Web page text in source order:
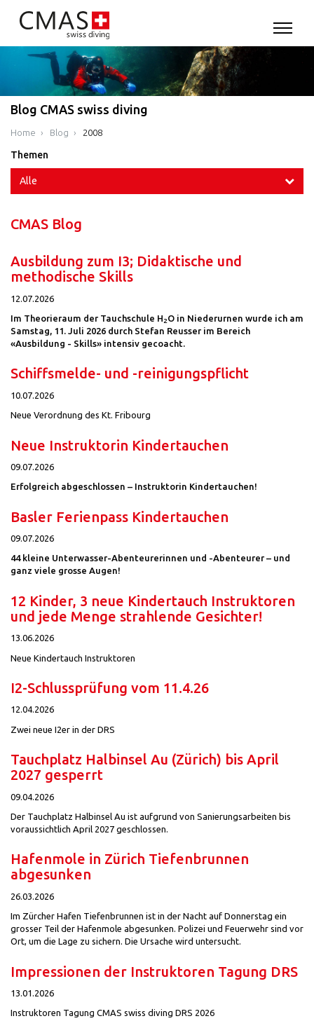
Blog CMAS swiss diving
Home Blog 2008
Themen
Alle
CMAS Blog
Ausbildung zum I3; Didaktische und
methodische Skills
12.07.2026
Im Theorieraum der Tauchschule H2O in Niederurnen wurde ich am
Samstag, 11. Juli 2026 durch Stefan Reusser im Bereich
«Ausbildung - Skills» intensiv gecoacht.
Schiffsmelde- und -reinigungspflicht
10.07.2026
Neue Verordnung des Kt. Fribourg
Neue Instruktorin Kindertauchen
09.07.2026
Erfolgreich abgeschlossen – Instruktorin Kindertauchen!
Basler Ferienpass Kindertauchen
09.07.2026
44 kleine Unterwasser-Abenteurerinnen und -Abenteurer – und
ganz viele grosse Augen!
12 Kinder, 3 neue Kindertauch Instruktoren
und jede Menge strahlende Gesichter!
13.06.2026
Neue Kindertauch Instruktoren
I2-Schlussprüfung vom 11.4.26
12.04.2026
Zwei neue I2er in der DRS
Tauchplatz Halbinsel Au (Zürich) bis April
2027 gesperrt
09.04.2026
Der Tauchplatz Halbinsel Au ist aufgrund von Sanierungsarbeiten bis
voraussichtlich April 2027 geschlossen.
Hafenmole in Zürich Tiefenbrunnen
abgesunken
26.03.2026
Im Zürcher Hafen Tiefenbrunnen ist in der Nacht auf Donnerstag ein
grosser Teil der Hafenmole abgesunken. Polizei und Feuerwehr sind vor
Ort, um die Lage zu sichern. Die Ursache wird untersucht.
Impressionen der Instruktoren Tagung DRS
13.01.2026
Instruktoren Tagung CMAS swiss diving DRS 2026